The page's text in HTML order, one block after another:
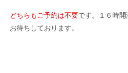
どちらもご予約は不要です。１６時開
お待ちしております。